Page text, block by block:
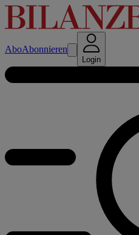
AboAbonnieren
Login